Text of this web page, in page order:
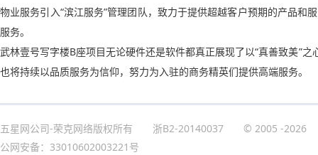
物业服务引入“滨江服务”管理团队，致力于提供超越客户预期的产品
服务。
武林壹号写字楼B座项目无论硬件还是软件都真正展现了以“真善致美”
也将持续以品质服务为信仰，努力为入驻的商务精英们提供高端服务。
五星网公司-荣克网络版权所有 浙B2-20140037 © 2005 -2026
公网安备：33010602003221号